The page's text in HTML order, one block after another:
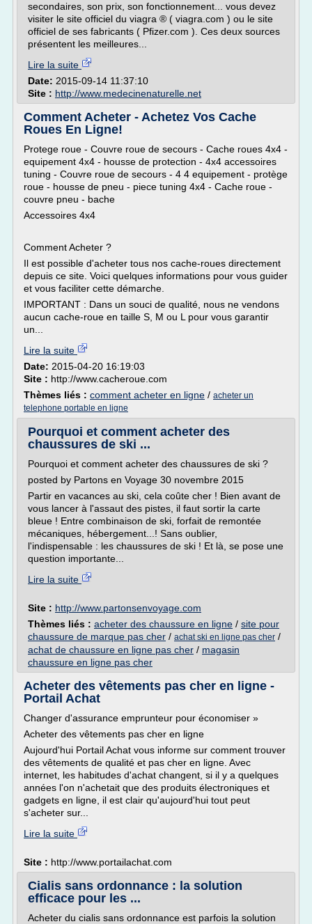
secondaires, son prix, son fonctionnement... vous devez
visiter le site officiel du viagra ® ( viagra.com ) ou le site
officiel de ses fabricants ( Pfizer.com ). Ces deux sources
présentent les meilleures...
Lire la suite
Date: 2015-09-14 11:37:10
Site : http://www.medecinenaturelle.net
Comment Acheter - Achetez Vos Cache
Roues En Ligne!
Protege roue - Couvre roue de secours - Cache roues 4x4 -
equipement 4x4 - housse de protection - 4x4 accessoires
tuning - Couvre roue de secours - 4 4 equipement - protège
roue - housse de pneu - piece tuning 4x4 - Cache roue -
couvre pneu - bache
Accessoires 4x4
Comment Acheter ?
Il est possible d'acheter tous nos cache-roues directement
depuis ce site. Voici quelques informations pour vous guider
et vous faciliter cette démarche.
IMPORTANT : Dans un souci de qualité, nous ne vendons
aucun cache-roue en taille S, M ou L pour vous garantir
un...
Lire la suite
Date: 2015-04-20 16:19:03
Site : http://www.cacheroue.com
Thèmes liés : comment acheter en ligne / acheter un
telephone portable en ligne
Pourquoi et comment acheter des
chaussures de ski ...
Pourquoi et comment acheter des chaussures de ski ?
posted by Partons en Voyage 30 novembre 2015
Partir en vacances au ski, cela coûte cher ! Bien avant de
vous lancer à l'assaut des pistes, il faut sortir la carte
bleue ! Entre combinaison de ski, forfait de remontée
mécaniques, hébergement...! Sans oublier,
l'indispensable : les chaussures de ski ! Et là, se pose une
question importante...
Lire la suite
Site : http://www.partonsenvoyage.com
Thèmes liés : acheter des chaussure en ligne / site pour
chaussure de marque pas cher / achat ski en ligne pas cher /
achat de chaussure en ligne pas cher / magasin
chaussure en ligne pas cher
Acheter des vêtements pas cher en ligne -
Portail Achat
Changer d'assurance emprunteur pour économiser »
Acheter des vêtements pas cher en ligne
Aujourd'hui Portail Achat vous informe sur comment trouver
des vêtements de qualité et pas cher en ligne. Avec
internet, les habitudes d'achat changent, si il y a quelques
années l'on n'achetait que des produits électroniques et
gadgets en ligne, il est clair qu'aujourd'hui tout peut
s'acheter sur...
Lire la suite
Site : http://www.portailachat.com
Cialis sans ordonnance : la solution
efficace pour les ...
Acheter du cialis sans ordonnance est parfois la solution